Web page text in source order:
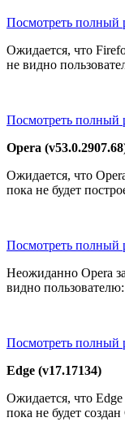
Посмотреть полный
Ожидается, что
не видно
Посмотреть полный
Opera
Ожидается, что
пока не будет
Посмотреть полный
Неожиданно Opera
видно пользователю:
Посмотреть полный
Edge (v17.17134)
Ожидается, что Edge
пока не будет